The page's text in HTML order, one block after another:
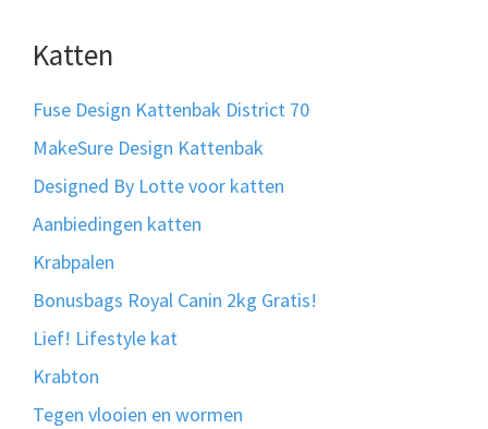
Katten
Fuse Design Kattenbak District 70
MakeSure Design Kattenbak
Designed By Lotte voor katten
Aanbiedingen katten
Krabpalen
Bonusbags Royal Canin 2kg Gratis!
Lief! Lifestyle kat
Krabton
Tegen vlooien en wormen